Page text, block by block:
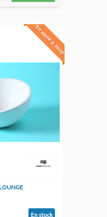
En stock à Jarry
En stock